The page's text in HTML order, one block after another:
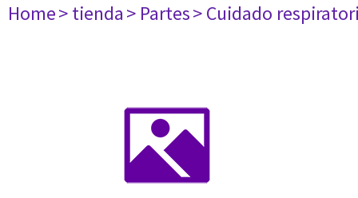
Home> tienda> Partes> Cuidado